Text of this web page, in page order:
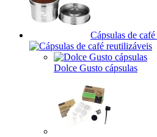
Cápsulas de
Dolce Gusto cápsulas